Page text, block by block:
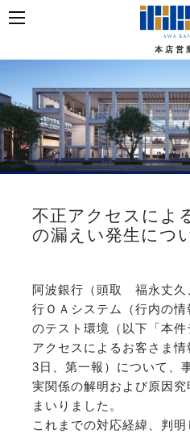
本店営
不正アクセスによ
の漏えい発生につ
阿波銀行（頭取 福永丈久
行ＯＡシステム（行内の情
のテスト環境（以下「本
アクセスによるお客さま
3日、第一報）について、
実関係の解明および原因
まいりました。
これまでの対応経緯、判